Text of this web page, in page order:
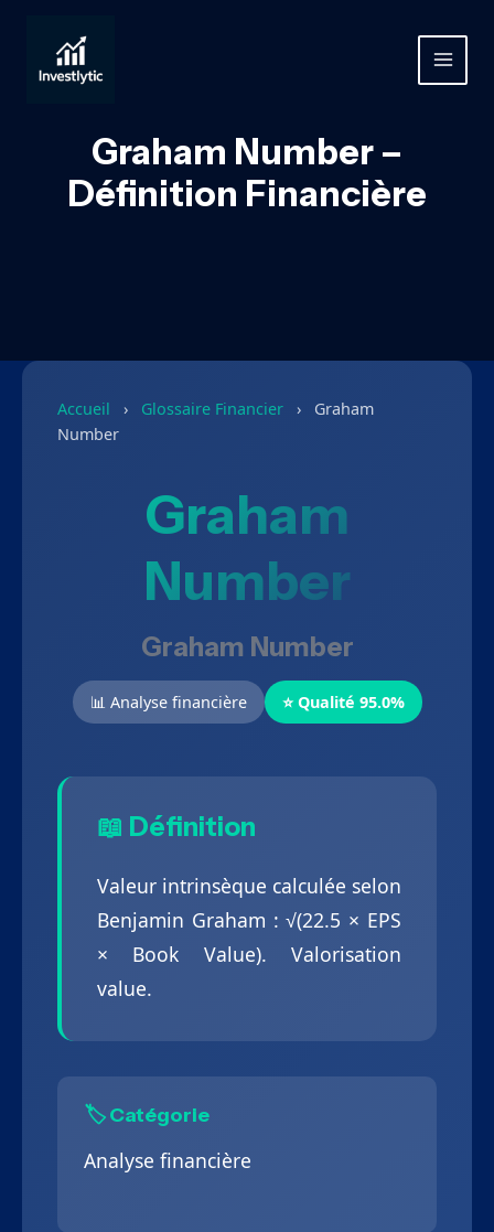
contenu
MAIN
Graham Number –
Définition Financière
Accueil › Glossaire Financier ›
Graham
Number
Graham
Number
Graham Number
📊 Analyse financière ⭐ Qualité 95.0%
📖 Définition
Valeur intrinsèque calculée selon
Benjamin Graham : √(22.5 × EPS
× Book Value). Valorisation
value.
🏷️ Catégorie
Analyse financière